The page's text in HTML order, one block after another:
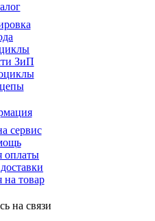
ЗиП
сервис
оплаты
на товар
на связи